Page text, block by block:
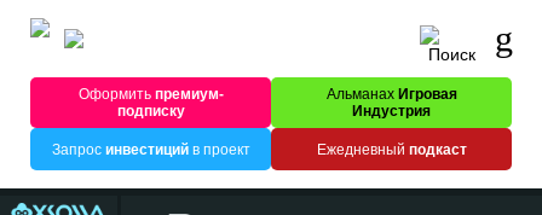
Оформитьпремиум-
подписку
Альманах Игровая
Индустрия
Запрос инвестицийв проект Ежедневный подкаст